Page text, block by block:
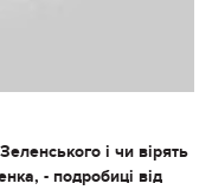
і чи вірять
- подробиці від